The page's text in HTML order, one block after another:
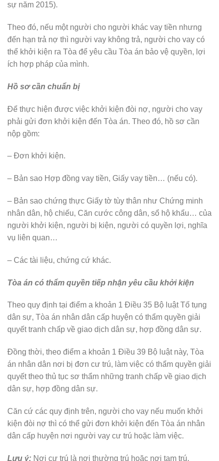
sự năm 2015).
Theo đó, nếu một người cho người khác vay tiền nhưng
đến hạn trả nợ thì người vay không trả, người cho vay có
thể khởi kiện ra Tòa để yêu cầu Tòa án bảo vệ quyền, lợi
ích hợp pháp của mình.
Hồ sơ cần chuẩn bị
Để thực hiện được việc khởi kiện đòi nợ, người cho vay
phải gửi đơn khởi kiện đến Tòa án. Theo đó, hồ sơ cần
nộp gồm:
– Đơn khởi kiện.
– Bản sao Hợp đồng vay tiền, Giấy vay tiền… (nếu có).
– Bản sao chứng thực Giấy tờ tùy thân như Chứng minh
nhân dân, hộ chiếu, Căn cước công dân, sổ hộ khẩu… của
người khởi kiện, người bị kiện, người có quyền lợi, nghĩa
vụ liên quan…
– Các tài liệu, chứng cứ khác.
Tòa án có thẩm quyền tiếp nhận yêu cầu khởi kiện
Theo quy định tại điểm a khoản 1 Điều 35 Bộ luật Tố tụng
dân sự, Tòa án nhân dân cấp huyện có thẩm quyền giải
quyết tranh chấp về giao dịch dân sự, hợp đồng dân sự.
Đồng thời, theo điểm a khoản 1 Điều 39 Bộ luật này, Tòa
án nhân dân nơi bị đơn cư trú, làm việc có thẩm quyền giải
quyết theo thủ tục sơ thẩm những tranh chấp về giao dịch
dân sự, hợp đồng dân sự.
Căn cứ các quy định trên, người cho vay nếu muốn khởi
kiện đòi nợ thì có thể gửi đơn khởi kiện đến Tòa án nhân
dân cấp huyện nơi người vay cư trú hoặc làm việc.
Lưu ý: Nơi cư trú là nơi thường trú hoặc nơi tạm trú.